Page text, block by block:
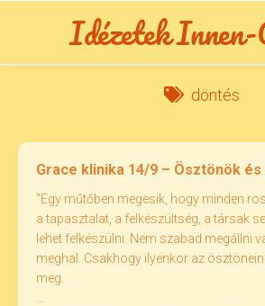
Idézetek
döntés
Grace klinika 14/9 – Ösztönök
"Egy műtőben megesik, hogy minden
a tapasztalat, a felkészültség, a társak
lehet felkészülni. Nem szabad megállni
meghal. Csakhogy ilyenkor az
meg.